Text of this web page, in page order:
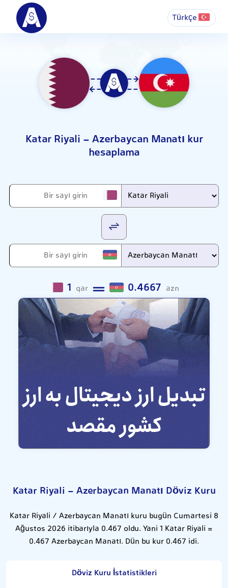
Türkçe
Katar Riyali - Azerbaycan Manatı kur
hesaplama
1 qar 0.4667 azn
Katar Riyali - Azerbaycan Manatı Döviz Kuru
Katar Riyali / Azerbaycan Manatı kuru bugün Cumartesi 8
Ağustos 2026 itibarıyla 0.467 oldu. Yani 1 Katar Riyali =
0.467 Azerbaycan Manatı. Dün bu kur 0.467 idi.
Döviz Kuru İstatistikleri